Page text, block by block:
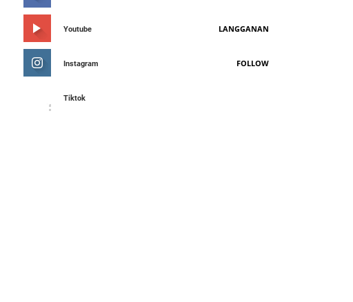
Youtube LANGGANAN
Instagram FOLLOW
Tiktok